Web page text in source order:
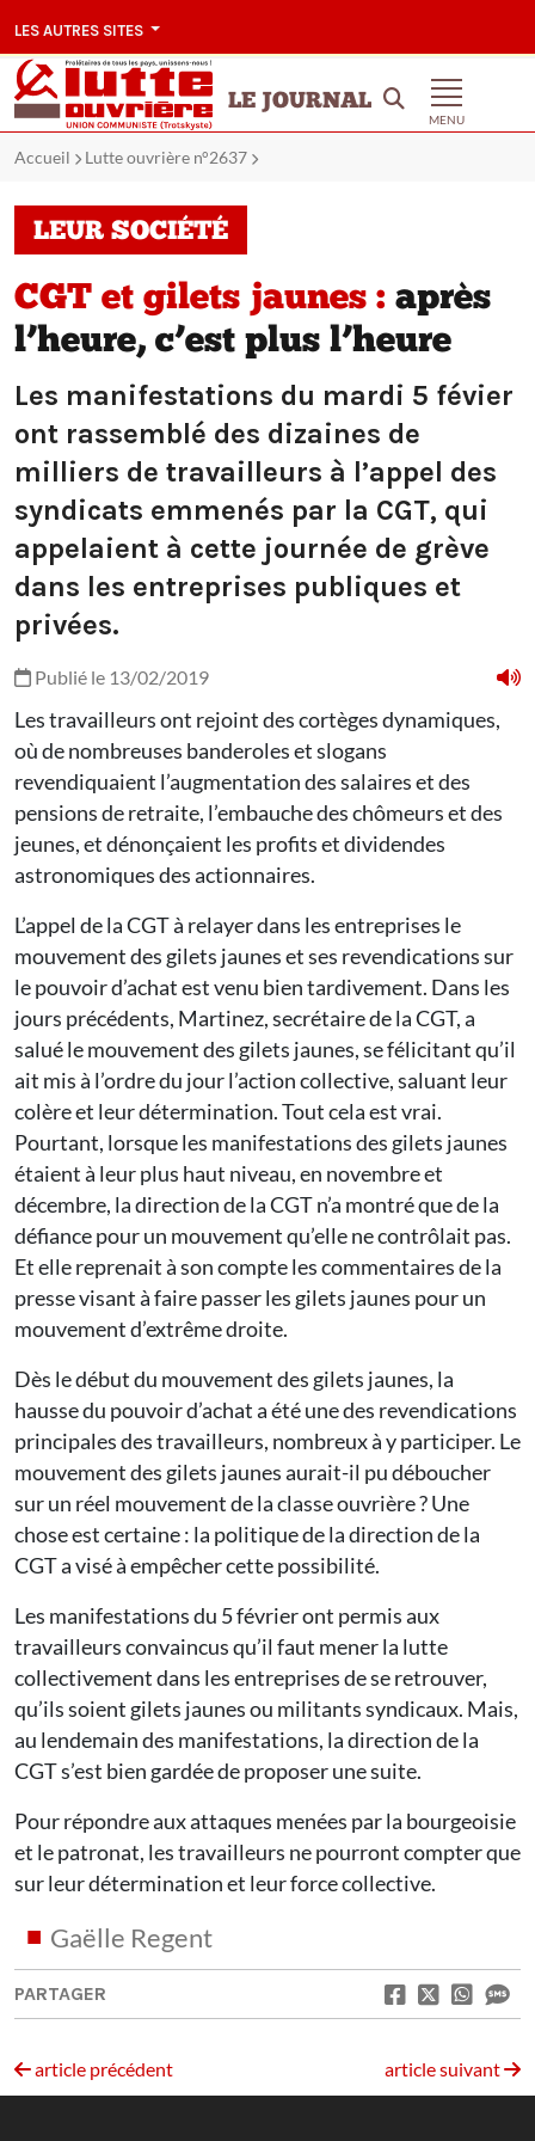
LES AUTRES SITES
LE JOURNAL
MENU
Accueil Lutte ouvrière n°2637
LEUR SOCIÉTÉ
CGT et gilets jaunes : après
l’heure, c’est plus l’heure
Les manifestations du mardi 5 févier
ont rassemblé des dizaines de
milliers de travailleurs à l’appel des
syndicats emmenés par la CGT, qui
appelaient à cette journée de grève
dans les entreprises publiques et
privées.
Publié le 13/02/2019
Les travailleurs ont rejoint des cortèges dynamiques,
où de nombreuses banderoles et slogans
revendiquaient l’augmentation des salaires et des
pensions de retraite, l’embauche des chômeurs et des
jeunes, et dénonçaient les profits et dividendes
astronomiques des actionnaires.
L’appel de la CGT à relayer dans les entreprises le
mouvement des gilets jaunes et ses revendications sur
le pouvoir d’achat est venu bien tardivement. Dans les
jours précédents, Martinez, secrétaire de la CGT, a
salué le mouvement des gilets jaunes, se félicitant qu’il
ait mis à l’ordre du jour l’action collective, saluant leur
colère et leur détermination. Tout cela est vrai.
Pourtant, lorsque les manifestations des gilets jaunes
étaient à leur plus haut niveau, en novembre et
décembre, la direction de la CGT n’a montré que de la
défiance pour un mouvement qu’elle ne contrôlait pas.
Et elle reprenait à son compte les commentaires de la
presse visant à faire passer les gilets jaunes pour un
mouvement d’extrême droite.
Dès le début du mouvement des gilets jaunes, la
hausse du pouvoir d’achat a été une des revendications
principales des travailleurs, nombreux à y participer. Le
mouvement des gilets jaunes aurait-il pu déboucher
sur un réel mouvement de la classe ouvrière ? Une
chose est certaine : la politique de la direction de la
CGT a visé à empêcher cette possibilité.
Les manifestations du 5 février ont permis aux
travailleurs convaincus qu’il faut mener la lutte
collectivement dans les entreprises de se retrouver,
qu’ils soient gilets jaunes ou militants syndicaux. Mais,
au lendemain des manifestations, la direction de la
CGT s’est bien gardée de proposer une suite.
Pour répondre aux attaques menées par la bourgeoisie
et le patronat, les travailleurs ne pourront compter que
sur leur détermination et leur force collective.
Gaëlle Regent
PARTAGER
article précédent article suivant